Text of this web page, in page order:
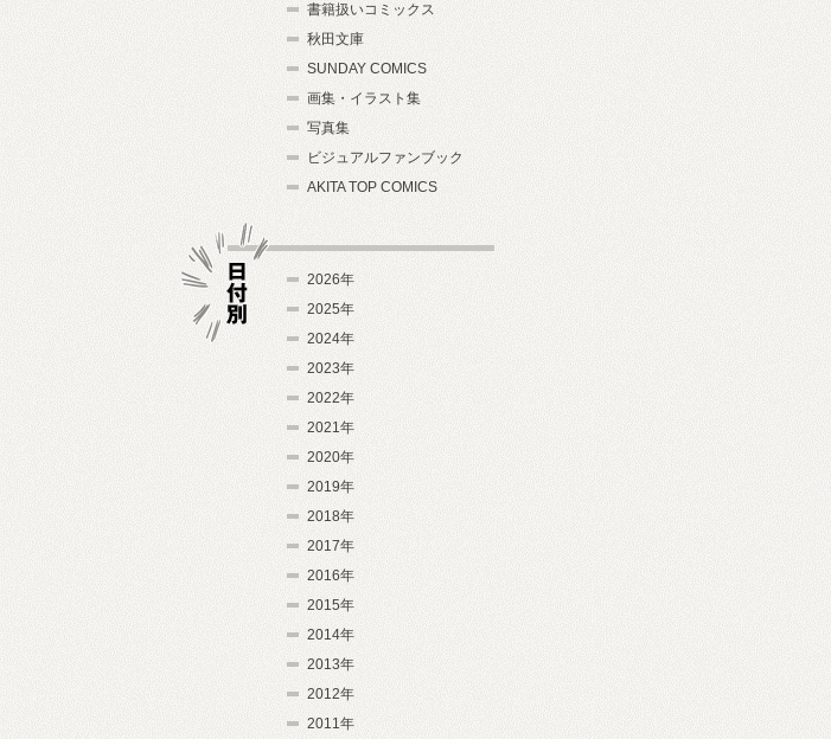
書籍扱いコミックス
秋田文庫
SUNDAY COMICS
画集・イラスト集
写真集
ビジュアルファンブック
AKITA TOP COMICS
2026年
2025年
2024年
2023年
2022年
2021年
2020年
2019年
2018年
2017年
2016年
2015年
2014年
2013年
2012年
2011年